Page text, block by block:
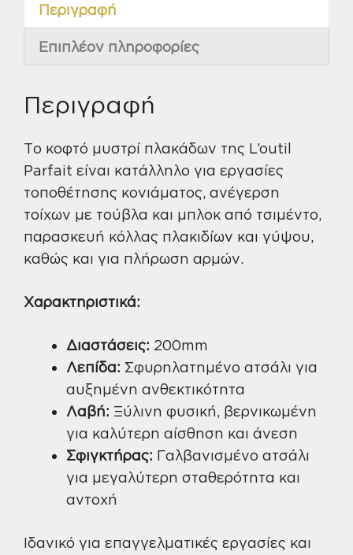
Περιγραφή
Επιπλέον πληροφορίες
Περιγραφή
Το κοφτό μυστρί πλακάδων της L’outil
Parfait είναι κατάλληλο για εργασίες
τοποθέτησης κονιάματος, ανέγερση
τοίχων με τούβλα και μπλοκ από τσιμέντο,
παρασκευή κόλλας πλακιδίων και γύψου,
καθώς και για πλήρωση αρμών.
Χαρακτηριστικά:
Διαστάσεις: 200mm
Λεπίδα: Σφυρηλατημένο ατσάλι για
αυξημένη ανθεκτικότητα
Λαβή: Ξύλινη φυσική, βερνικωμένη
για καλύτερη αίσθηση και άνεση
Σφιγκτήρας: Γαλβανισμένο ατσάλι
για μεγαλύτερη σταθερότητα και
αντοχή
Ιδανικό για επαγγελματικές εργασίες και